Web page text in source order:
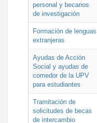
personal y becarios
de investigación
Formación de lenguas
extranjeras
Ayudas de Acción
Social y ayudas de
comedor de la UPV
para estudiantes
Tramitación de
solicitudes de becas
de intercambio